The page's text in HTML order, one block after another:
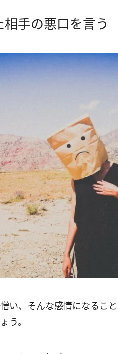
相手の悪口を言う
い、そんな感情になるこ
う。